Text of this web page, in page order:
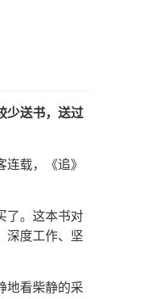
少送书，送过
载，《追》
了。这本书对
深度工作、坚
地看柴静的采